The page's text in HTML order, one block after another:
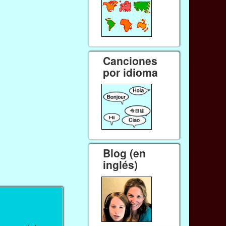
Canciones
por idioma
Blog (en
inglés)